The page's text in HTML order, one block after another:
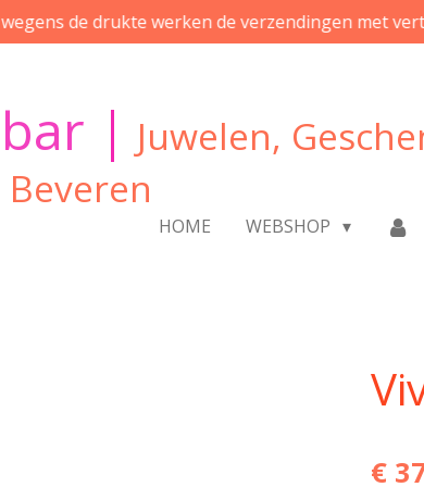
de drukte werken de verzendingen met
| Juwelen,
HOME WEBSHOP
€